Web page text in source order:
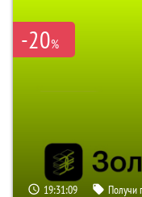
-20%
19:31:08 Получи